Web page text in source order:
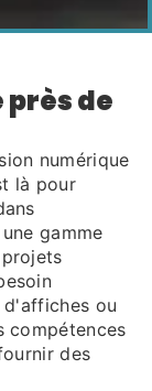
numérique
là pour
gamme
ou
compétences
des